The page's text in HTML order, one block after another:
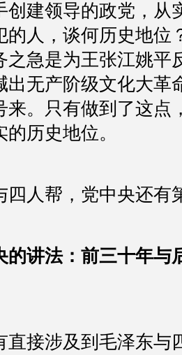
创建领导的政党，从
的人，谈何历史地位
之急是为王张江姚平
出无产阶级文化大革
来。只有做到了这点
历史地位。
四人帮，党中央还有
的讲法：前三十年与
直接涉及到毛泽东与